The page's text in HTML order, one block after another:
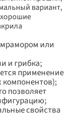
вариант,
или
и грибка;
применение
компонентов);
позволяет
свойства